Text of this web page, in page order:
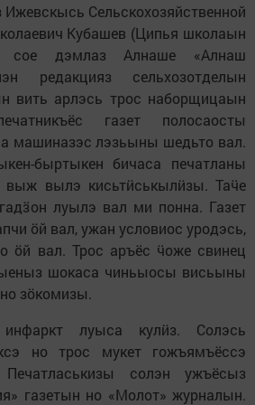
Сельскохозяйственной
Кубашев (Ципья школаын
сое дэмлаз Алнаше «Алнаш
редакцияз сельхозотделын
вить арлэсь трос наборщицаын
газет полосаосты
машиназэс лэзьыны шедьто вал.
быртыкен бичаса печатланы
вылэ кисьтӥськылӥзы. Таӵе
луылэ вал ми понна. Газет
ӧй вал, ужан условиос уродэсь,
ӧй вал. Трос аръёс ӵоже свинец
шокаса чиньыосы висьыны
зӧкомизы.
луыса кулӥз. Солэсь
но трос мукет гожъямъёссэ
солэн ужъёсыз
газетын но «Молот» журналын.